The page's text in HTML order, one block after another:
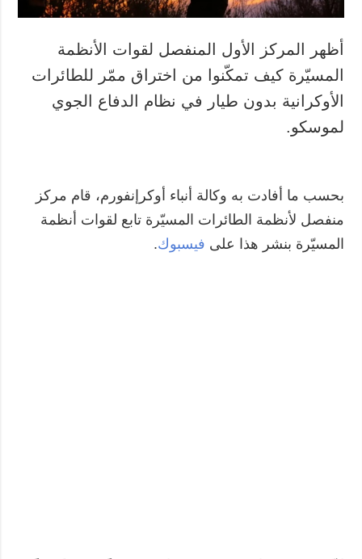
أظهر المركز الأول المنفصل لقوات الأنظمة
المسيّرة كيف تمكّنوا من اختراق ممّر للطائرات
الأوكرانية بدون طيار في نظام الدفاع الجوي
لموسكو.
بحسب ما أفادت به وكالة أنباء أوكرإنفورم، قام مركز
منفصل لأنظمة الطائرات المسيّرة تابع لقوات أنظمة
المسيّرة بنشر هذا على فيسبوك.